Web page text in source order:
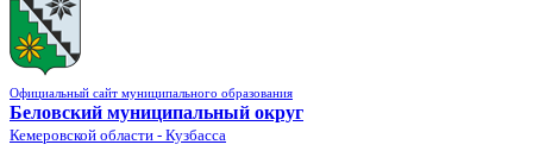
Официальный сайт муниципального образования
Беловский муниципальный округ
Кемеровской области - Кузбасса